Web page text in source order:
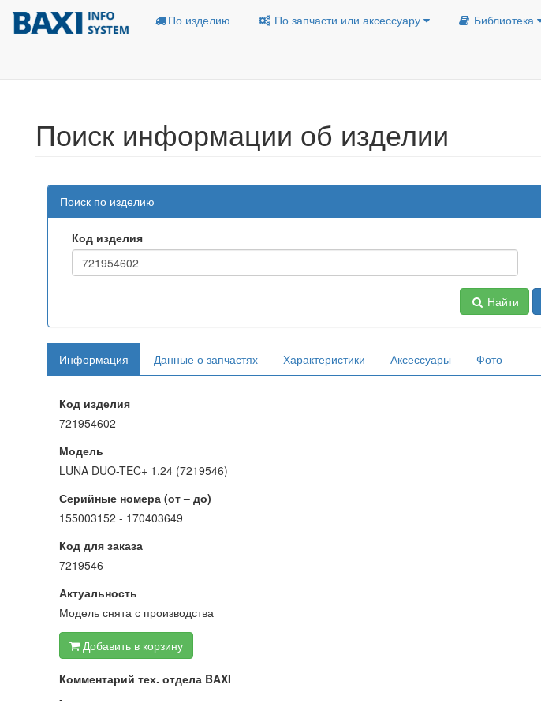
По изделию По запчасти или аксессуару Библиотека
Поиск информации об изделии
Поиск по изделию
Код изделия
Найти
Информация Данные о запчастях Характеристики Аксессуары Фото
Код изделия
721954602
Модель
LUNA DUO-TEC+ 1.24 (7219546)
Серийные номера (от – до)
155003152 - 170403649
Код для заказа
7219546
Актуальность
Модель снята с производства
Добавить в корзину
Комментарий тех. отдела BAXI
-